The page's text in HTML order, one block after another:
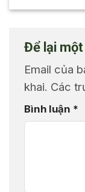
Để lại
Email của
khai. Các
Bình luận *